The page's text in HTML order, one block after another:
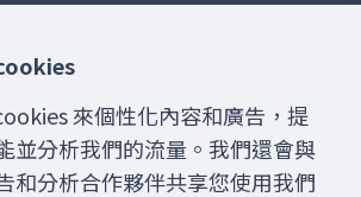
來個性化內容和廣告，提
並分析我們的流量。我們還會與
和分析合作夥伴共享您使用我們